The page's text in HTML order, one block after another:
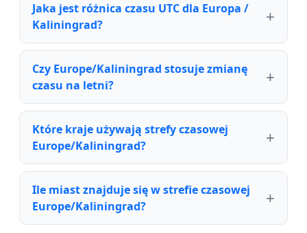
Jaka jest różnica czasu UTC dla Europa /
Kaliningrad?
Czy Europe/Kaliningrad stosuje zmianę
czasu na letni?
Które kraje używają strefy czasowej
Europe/Kaliningrad?
Ile miast znajduje się w strefie czasowej
Europe/Kaliningrad?